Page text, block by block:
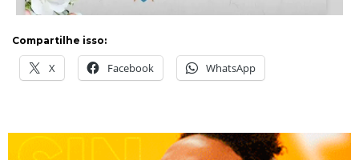
Compartilhe isso:
X Facebook WhatsApp